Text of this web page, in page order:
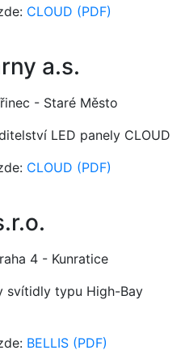
CLOUD (PDF)
a.s.
- Staré Město
LED panely CLOUD
CLOUD (PDF)
4 - Kunratice
svítidly typu High-Bay
BELLIS (PDF)